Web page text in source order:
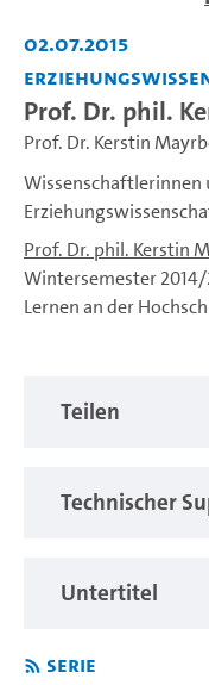
02.07.2015
Prof. Dr. phil.
Prof. Dr. Kerstin
Wissenschaftlerinnen
Prof. Dr. phil. Kerstin
Wintersemester
Lernen an der
Interdisziplinären
welche Rolle dabei
In dieser Reihe
Wissenschaftler der
Teilen
Technischer
Untertitel
Serie